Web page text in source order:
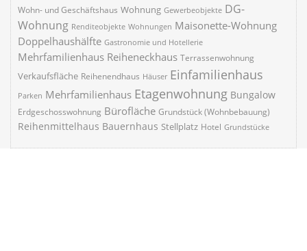
Wohn- und Geschäftshaus Wohnung Gewerbeobjekte DG-
Wohnung Renditeobjekte Wohnungen Maisonette-Wohnung
Doppelhaushälfte Gastronomie und Hotellerie
Mehrfamilienhaus Reiheneckhaus Terrassenwohnung
Verkaufsfläche Reihenendhaus Häuser Einfamilienhaus
Parken Mehrfamilienhaus Etagenwohnung Bungalow
Erdgeschosswohnung Bürofläche Grundstück (Wohnbebauung)
Reihenmittelhaus Bauernhaus Stellplatz Hotel Grundstücke